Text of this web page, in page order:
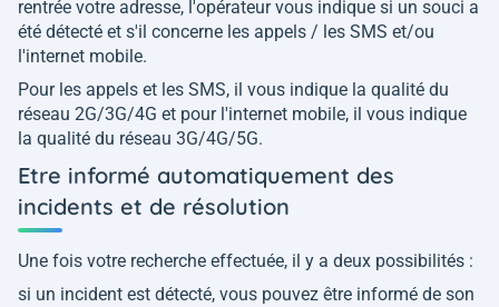
rentrée votre adresse, l'opérateur vous indique si un souci a
été détecté et s'il concerne les appels / les SMS et/ou
l'internet mobile.
Pour les appels et les SMS, il vous indique la qualité du
réseau 2G/3G/4G et pour l'internet mobile, il vous indique
la qualité du réseau 3G/4G/5G.
Etre informé automatiquement des
incidents et de résolution
Une fois votre recherche effectuée, il y a deux possibilités :
si un incident est détecté, vous pouvez être informé de son